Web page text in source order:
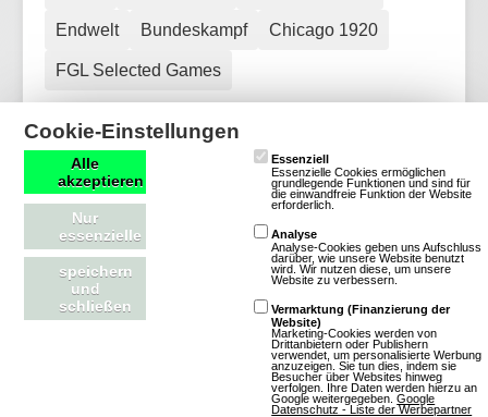
Endwelt Bundeskampf Chicago 1920
FGL Selected Games
mmofacts.com
Datenbankeintrag erstellen
News einsenden
Cookie-Einstellungen
Alle
akzeptieren
Nur
essenzielle
speichern
und
schließen
Essenziell
Essenzielle Cookies ermöglichen
grundlegende Funktionen und sind für
die einwandfreie Funktion der Website
erforderlich.
Analyse
Analyse-Cookies geben uns Aufschluss
darüber, wie unsere Website benutzt
wird. Wir nutzen diese, um unsere
Website zu verbessern.
Vermarktung (Finanzierung der
Website)
Marketing-Cookies werden von
Drittanbietern oder Publishern
verwendet, um personalisierte Werbung
anzuzeigen. Sie tun dies, indem sie
Besucher über Websites hinweg
verfolgen. Ihre Daten werden hierzu an
Google weitergegeben.Google
Datenschutz - Liste der Werbepartner